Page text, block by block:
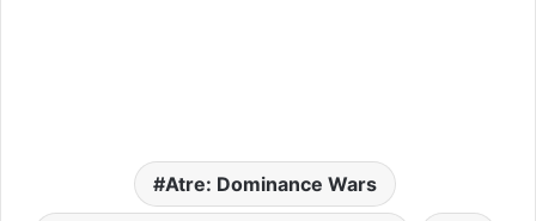
Atre: Dominance Wars